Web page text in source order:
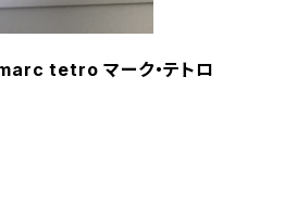
tetro マーク・テトロ